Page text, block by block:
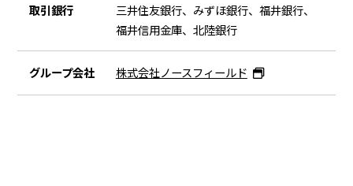
サーフボードニュース
スタッフブログ
コラム
取引銀行
三井住友銀行、みずほ銀行、福井銀行、
福井信用金庫、北陸銀行
グループ会社 株式会社ノースフィールド